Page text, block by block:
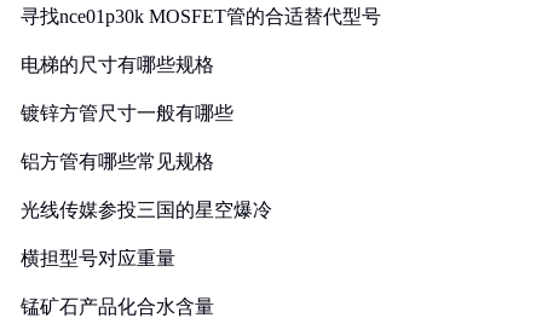
寻找nce01p30k MOSFET管的合适替代型号
电梯的尺寸有哪些规格
镀锌方管尺寸一般有哪些
铝方管有哪些常见规格
光线传媒参投三国的星空爆冷
横担型号对应重量
锰矿石产品化合水含量